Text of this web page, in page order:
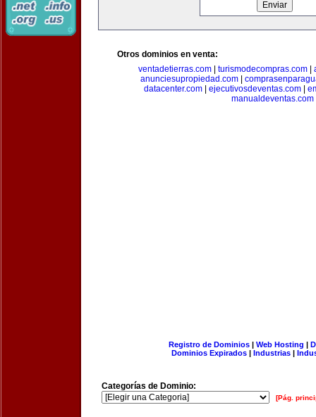
Otros dominios en venta:
ventadetierras.com
turismodecompras.com
anunciesupropiedad.com|
datacenter.com
ejecutivosdeventas.com
manualdeventas.com
Registro de Dominios| Web Hosting |
Dominios Expirados | Industrias |
Categorías de Dominio:
[Pág.